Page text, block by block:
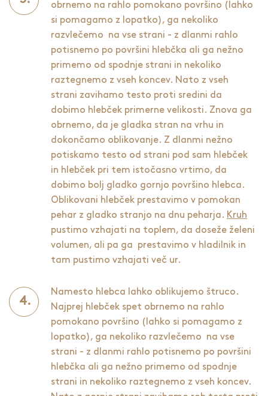
obrnemo na rahlo pomokano površino (lahko
si pomagamo z lopatko), ga nekoliko
razvlečemo na vse strani - z dlanmi rahlo
potisnemo po površini hlebčka ali ga nežno
primemo od spodnje strani in nekoliko
raztegnemo z vseh koncev. Nato z vseh
strani zavihamo testo proti sredini da
dobimo hlebček primerne velikosti. Znova ga
obrnemo, da je gladka stran na vrhu in
dokončamo oblikovanje. Z dlanmi nežno
potiskamo testo od strani pod sam hlebček
in hlebček pri tem istočasno vrtimo, da
dobimo bolj gladko gornjo površino hlebca.
Oblikovani hlebček prestavimo v pomokan
pehar z gladko stranjo na dnu peharja. Kruh
pustimo vzhajati na toplem, da doseže želeni
volumen, ali pa ga prestavimo v hladilnik in
tam pustimo vzhajati več ur.
Namesto hlebca lahko oblikujemo štruco.
Najprej hlebček spet obrnemo na rahlo
pomokano površino (lahko si pomagamo z
lopatko), ga nekoliko razvlečemo na vse
strani - z dlanmi rahlo potisnemo po površini
hlebčka ali ga nežno primemo od spodnje
strani in nekoliko raztegnemo z vseh koncev.